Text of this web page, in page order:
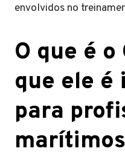
envolvidos no
O que é o
que ele é
para